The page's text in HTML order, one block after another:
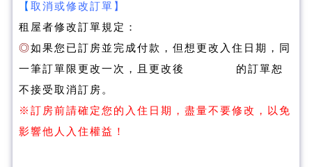
【 取消或修改訂單】
租屋者修改訂單規定：
◎如果您已訂房並完成付款，但想更改入住日期，同
一筆訂單限更改一次，且更改後 的訂單恕
不接受取消訂房。
※訂房前請確定您的入住日期，盡量不要修改，以免
影響他人入住權益！